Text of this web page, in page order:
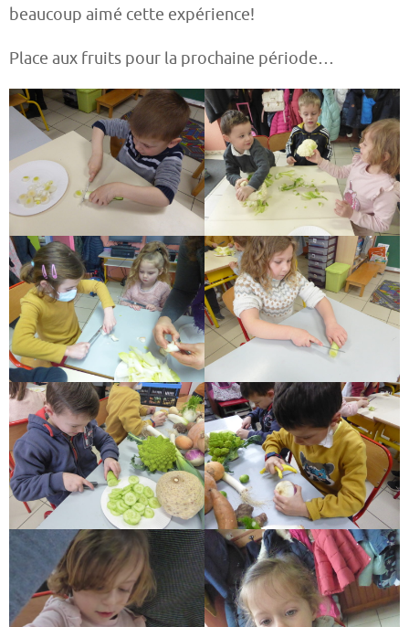
beaucoup aimé cette expérience!
Place aux fruits pour la prochaine période…